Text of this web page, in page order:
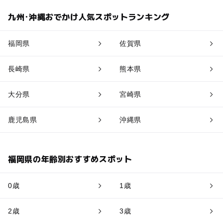
九州･沖縄おでかけ人気スポットランキング
福岡県 佐賀県
長崎県 熊本県
大分県 宮崎県
鹿児島県 沖縄県
福岡県の年齢別おすすめスポット
0歳 1歳
2歳 3歳